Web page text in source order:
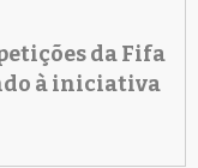
da Fifa
à iniciativa